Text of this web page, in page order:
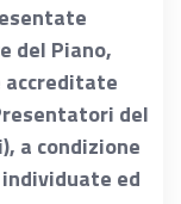
del Piano,
del
a condizione
ed